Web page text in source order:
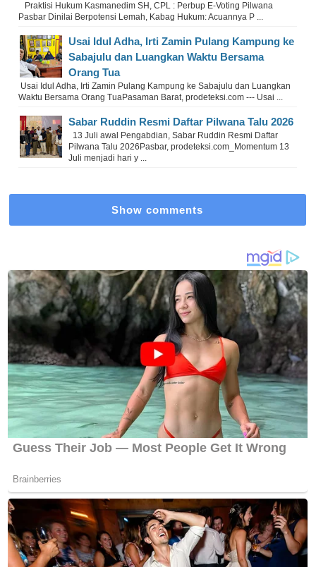
Praktisi Hukum Kasmanedim SH, CPL : Perbup E-Voting Pilwana
Pasbar Dinilai Berpotensi Lemah, Kabag Hukum: Acuannya P ...
Usai Idul Adha, Irti Zamin Pulang Kampung ke
Sabajulu dan Luangkan Waktu Bersama
Orang Tua
Usai Idul Adha, Irti Zamin Pulang Kampung ke Sabajulu dan Luangkan
Waktu Bersama Orang TuaPasaman Barat, prodeteksi.com --- Usai ...
Sabar Ruddin Resmi Daftar Pilwana Talu 2026
13 Juli awal Pengabdian, Sabar Ruddin Resmi Daftar
Pilwana Talu 2026Pasbar, prodeteksi.com_Momentum 13
Juli menjadi hari y ...
Show comments